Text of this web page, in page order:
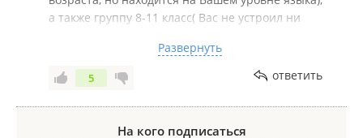
а также группу 8-11 класс( Вас не устроил ни
Мы собираем группы по возрасту( с разницей в 2
года) и по уровню знаний, о чем предупреждаем
заранее, при поступлении в школу.
Вы отказались от новой группы, и от
индивидуальных занятий, Вы также отказались.
Развернуть
5 ответить
На кого подписаться